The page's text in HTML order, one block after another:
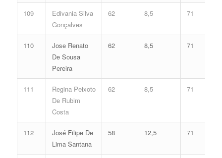
109
Edivania Silva
Gonçalves
62 8,5 71
110
Jose Renato
De Sousa
Pereira
62 8,5 71
111
Regina Peixoto
De Rubim
Costa
62 8,5 71
112
José Filipe De
Lima Santana
58 12,5 71